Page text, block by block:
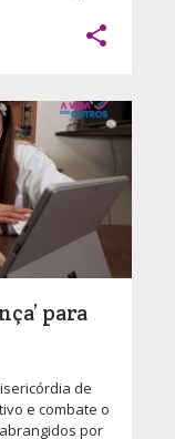

para
de
e combate o
por